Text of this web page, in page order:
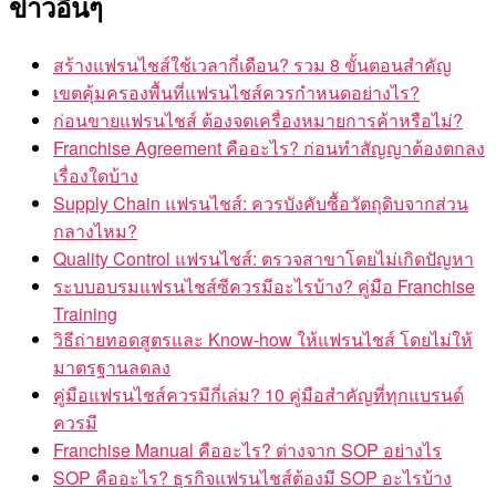
สร้างแฟรนไชส์ใช้เวลากี่เดือน? รวม 8 ขั้นตอนสำคัญ
เขตคุ้มครองพื้นที่แฟรนไชส์ควรกำหนดอย่างไร?
ก่อนขายแฟรนไชส์ ต้องจดเครื่องหมายการค้าหรือไม่?
Franchise Agreement คืออะไร? ก่อนทำสัญญาต้องตกลง
เรื่องใดบ้าง
Supply Chain แฟรนไชส์: ควรบังคับซื้อวัตถุดิบจากส่วน
กลางไหม?
Quality Control แฟรนไชส์: ตรวจสาขาโดยไม่เกิดปัญหา
ระบบอบรมแฟรนไชส์ซีควรมีอะไรบ้าง? คู่มือ Franchise
Training
วิธีถ่ายทอดสูตรและ Know-how ให้แฟรนไชส์ โดยไม่ให้
มาตรฐานลดลง
คู่มือแฟรนไชส์ควรมีกี่เล่ม? 10 คู่มือสำคัญที่ทุกแบรนด์
ควรมี
Franchise Manual คืออะไร? ต่างจาก SOP อย่างไร
SOP คืออะไร? ธุรกิจแฟรนไชส์ต้องมี SOP อะไรบ้าง